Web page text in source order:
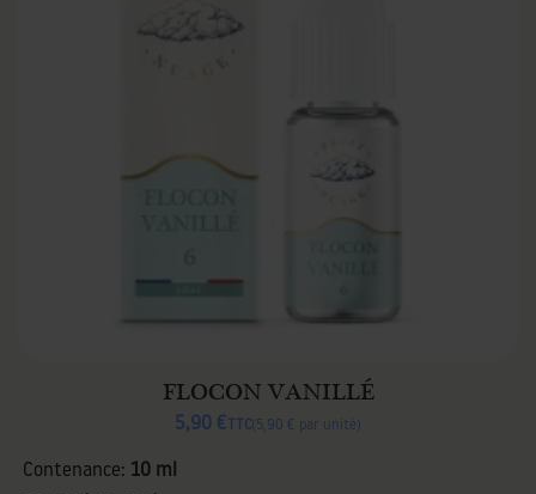
FLOCON VANILLÉ
5,90 € TTC 5,90 € par unité
Contenance: 10 ml